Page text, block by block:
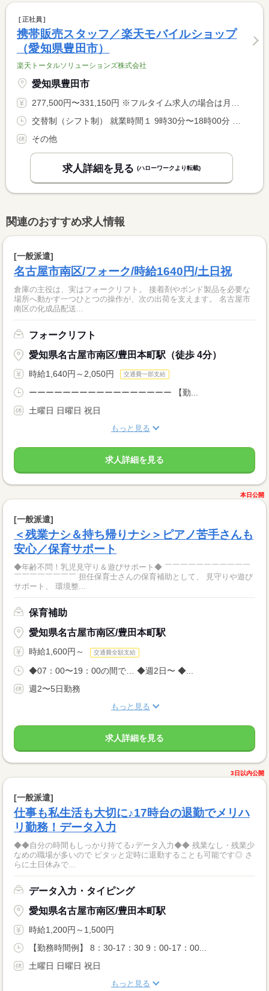
正社員
携帯販売スタッフ／楽天モバイルショップ
（愛知県豊田市）
楽天トータルソリューションズ株式会社
愛知県豊田市
277,500円〜331,150円 ※フルタイム求人の場合は月額（換算額）、パート求人の場合は時間額を表示しています。
その他
求人詳細を見る (ハローワークより転載)
関連のおすすめ求人情報
[一般派遣]
名古屋市南区/フォーク/時給1640円/土日祝
倉庫の主役は、実はフォークリフト。 接着剤やボンド製品を必要な
場所へ動かす一つひとつの操作が、次の出荷を支えます。 名古屋市
南区の化成品配送...
フォークリフト
愛知県名古屋市南区/豊田本町駅（徒歩 4分）
時給1,640円～2,050円 交通費一部支給
ーーーーーーーーーーーーーーーーー 【勤...
土曜日 日曜日 祝日
もっと見る
求人詳細を見る
本日公開
[一般派遣]
＜残業ナシ＆持ち帰りナシ＞ピアノ苦手さんも
安心／保育サポート
◆年齢不問！乳児見守り＆遊びサポート◆ ￣￣￣￣￣￣￣￣￣￣￣
￣￣￣￣￣￣￣￣ 担任保育士さんの保育補助として、 見守りや遊び
サポート、 環境整...
保育補助
愛知県名古屋市南区/豊田本町駅
時給1,600円～ 交通費全額支給
◆07：00〜19：00の間で… ◆週2日〜 ◆...
週2〜5日勤務
もっと見る
求人詳細を見る
3日以内公開
[一般派遣]
仕事も私生活も大切に♪17時台の退勤でメリハ
リ勤務！データ入力
◆◆自分の時間もしっかり持てる♪データ入力◆◆ 残業なし・残業少
なめの職場が多いので ピタッと定時に退勤することも可能です◎ さ
らに土日休みで...
データ入力・タイピング
愛知県名古屋市南区/豊田本町駅
時給1,200円～1,500円
【勤務時間例】 8：30-17：30 9：00-17：00...
土曜日 日曜日 祝日
もっと見る